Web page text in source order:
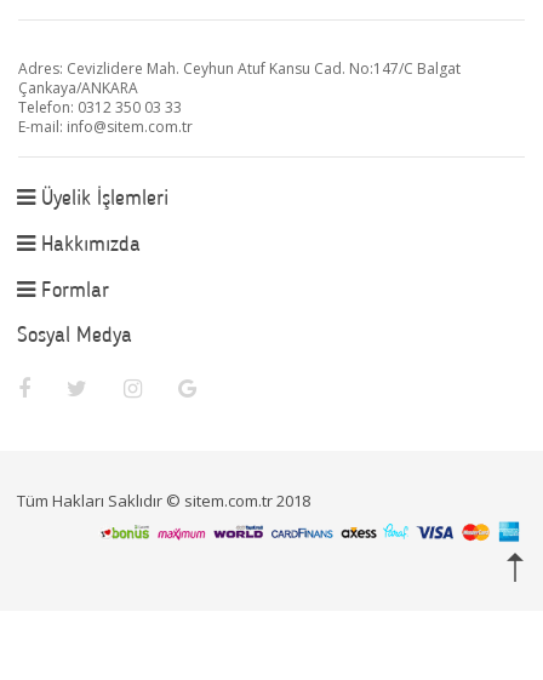
Adres: Cevizlidere Mah. Ceyhun Atuf Kansu Cad. No:147/C Balgat
Çankaya/ANKARA
Telefon: 0312 350 03 33
E-mail: info@sitem.com.tr
Üyelik İşlemleri
Hakkımızda
Formlar
Sosyal Medya
Tüm Hakları Saklıdır © sitem.com.tr 2018